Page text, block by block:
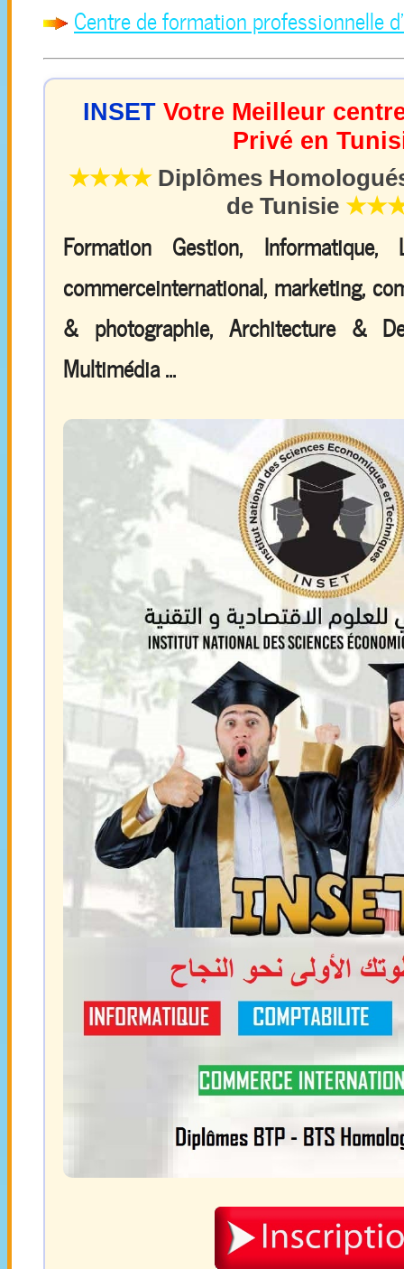
Centre de formation professionnelle
INSET Votre Meilleur
Privé en
★★★★Diplômes
de Tunisie
Formation Gestion, Informatique,
commerceinternational, marketing,
& photographie, Architecture &
Multimédia ...